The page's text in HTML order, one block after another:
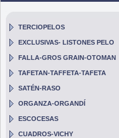
TERCIOPELOS
EXCLUSIVAS- LISTONES PELO
FALLA-GROS GRAIN-OTOMAN
TAFETAN-TAFFETA-TAFETA
SATÉN-RASO
ORGANZA-ORGANDÍ
ESCOCESAS
CUADROS-VICHY